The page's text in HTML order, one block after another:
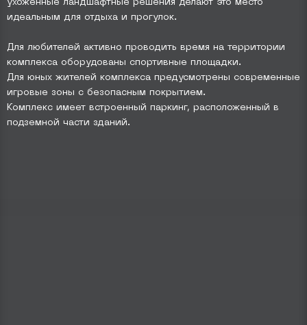
ухоженные ландшафтные решения делают это место
идеальным для отдыха и прогулок.
Для любителей активно проводить время на территории
комплекса оборудованы спортивные площадки.
Для юных жителей комплекса предусмотрены современные
игровые зоны с безопасным покрытием.
Комплекс имеет встроенный паркинг, расположенный в
подземной части зданий.